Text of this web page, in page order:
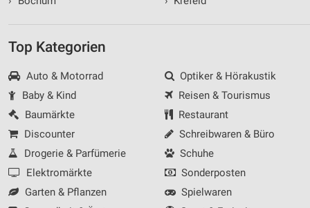
Top Kategorien
Auto & Motorrad
Baby & Kind
Baumärkte
Discounter
Drogerie & Parfümerie
Elektromärkte
Garten & Pflanzen
Optiker & Hörakustik
Reisen & Tourismus
Restaurant
Schreibwaren & Büro
Schuhe
Sonderposten
Spielwaren